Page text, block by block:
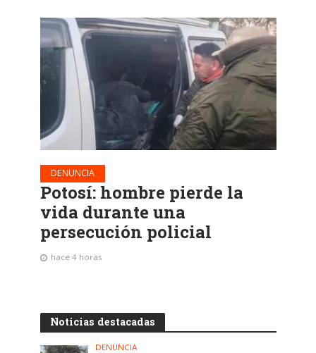
DENUNCIA
Potosí: hombre pierde la
vida durante una
persecución policial
hace 4 horas
Noticias destacadas
DENUNCIA